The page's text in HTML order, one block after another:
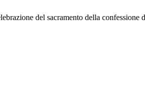
del sacramento della confessione